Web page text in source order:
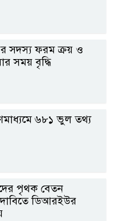
সদস্য ফরম ক্রয় ও
সময় বৃদ্ধি
৬৮১ ভুল তথ্য
পৃথক বেতন
ডিআরইউর